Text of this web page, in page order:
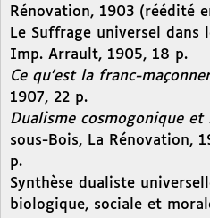
Rénovation, 1903 (réédité
Le Suffrage universel dans
Imp. Arrault, 1905, 18 p.
Ce qu’est la franc-
1907, 22 p.
Dualisme cosmogonique et
sous-Bois, La Rénovation,
p.
Synthèse dualiste
biologique, sociale et